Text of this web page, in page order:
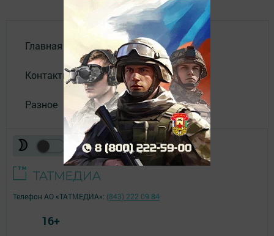
Главная
Контакты
Разное
Телефон АО «ТАТМЕДИА»: (843) 222 09 84
16+